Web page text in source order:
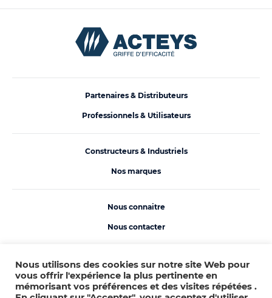
Partenaires & Distributeurs
Professionnels & Utilisateurs
Constructeurs & Industriels
Nos marques
Nous connaitre
Nous contacter
Trouvez nous sur :
Nous utilisons des cookies sur notre site Web pour
vous offrir l'expérience la plus pertinente en
mémorisant vos préférences et des visites répétées .